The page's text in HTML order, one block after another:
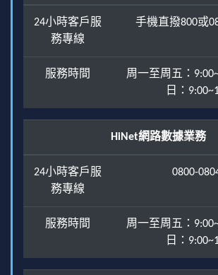
24小時客戶服
務專線
手機直撥800或
服務時間
周一至周五：
日：
HiNet網路數據業務
24小時客戶服
務專線
0800-
服務時間
周一至周五：
日：